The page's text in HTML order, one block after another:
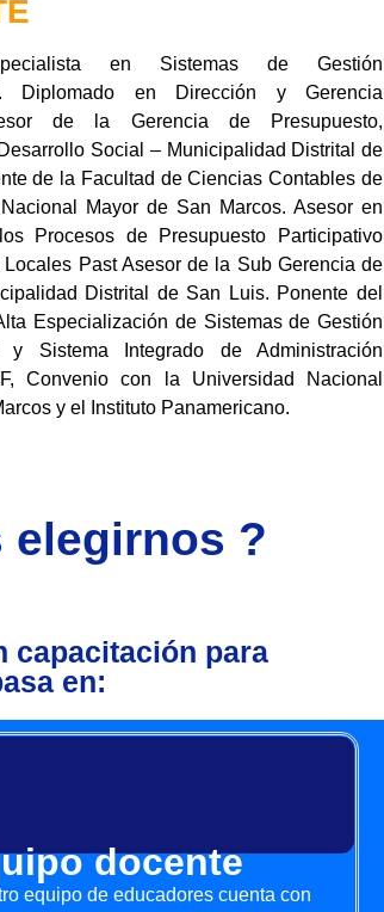
en Sistemas de Gestión
Diplomado en Dirección y Gerencia
de la Gerencia de Presupuesto,
Social – Municipalidad Distrital de
de la Facultad de Ciencias Contables de
Mayor de San Marcos. Asesor en
Procesos de Presupuesto Participativo
Locales Past Asesor de la Sub Gerencia de
Distrital de San Luis. Ponente del
Especialización de Sistemas de Gestión
y Sistema Integrado de Administración
Convenio con la Universidad Nacional
y el Instituto Panamericano.
elegirnos ?
capacitación para
en:
docente
equipo de educadores cuenta con